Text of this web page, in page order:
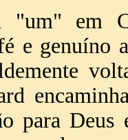
"um" em
e genuíno
para Deus